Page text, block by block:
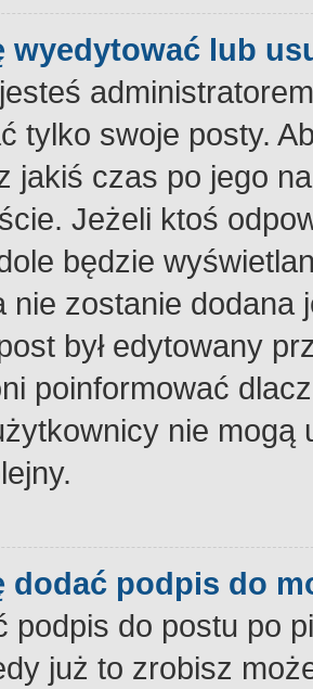
wyedytować lub
tylko swoje posty.
jakiś czas po jego
Jeżeli ktoś
będzie
nie zostanie dodana
był edytowany
poinformować
nie
dodać podpis do
podpis do postu po
już to zrobisz